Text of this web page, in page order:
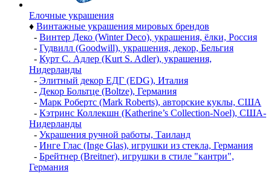
Елочные украшения
♦ Винтажные украшения мировых брендов
- Винтер Деко (Winter Deco), украшения, ёлки, Россия
- Гудвилл (Goodwill), украшения, декор, Бельгия
- Курт С. Адлер (Kurt S. Adler), украшения,
Нидерланды
- Элитный декор ЕДГ (EDG), Италия
- Декор Больтце (Boltze), Германия
- Марк Робертс (Mark Roberts), авторские куклы, США
- Кэтринс Коллекшн (Katherine’s Collection-Noel), США-
Нидерланды
- Украшения ручной работы, Таиланд
- Инге Глас (Inge Glas), игрушки из стекла, Германия
- Брейтнер (Breitner), игрушки в стиле "кантри",
Германия